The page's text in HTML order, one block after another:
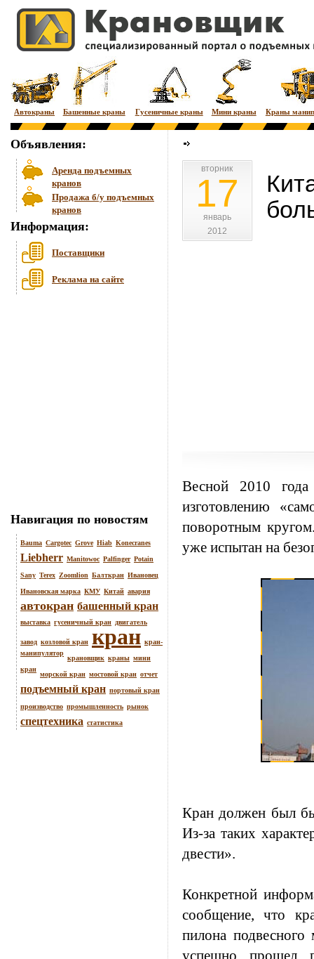
Автокраны Башенные краны Гусеничные краны Мини краны Краны
Объявления:
Аренда подъемных
кранов
Продажа б/у подъемных
кранов
Информация:
Поставщики
Реклама на сайте
Навигация по новостям
Bauma Cargotec Grove Hiab Konecranes
Liebherr Manitowoc Palfinger Potain
Sany Terex Zoomlion Балткран Ивановец
Ивановская марка КМУ Китай авария
автокран башенный кран
выставка гусеничный кран двигатель
завод козловой кран кран кран-
манипулятор крановщик краны мини
кран морской кран мостовой кран отчет
подъемный кран портовый кран
производство промышленность рынок
спецтехника статистика
вторник
вторник
17
январь
январь
2012
2012
Весной 2010
изготовлению
поворотным
уже испытан на
Кран должен был
Из-за таких
двести».
Конкретной
сообщение, что
пилона
успешно прошел